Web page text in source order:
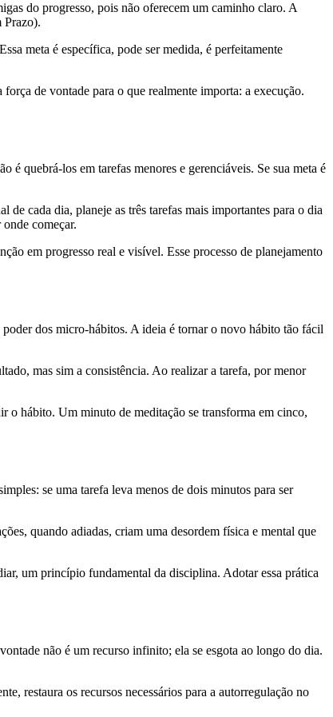
do progresso, pois não oferecem um caminho claro. A
Prazo).
meta é específica, pode ser medida, é perfeitamente
de vontade para o que realmente importa: a execução.
é quebrá-los em tarefas menores e gerenciáveis. Se sua meta é
cada dia, planeje as três tarefas mais importantes para o dia
começar.
em progresso real e visível. Esse processo de planejamento
dos micro-hábitos. A ideia é tornar o novo hábito tão fácil
mas sim a consistência. Ao realizar a tarefa, por menor
o hábito. Um minuto de meditação se transforma em cinco,
se uma tarefa leva menos de dois minutos para ser
quando adiadas, criam uma desordem física e mental que
um princípio fundamental da disciplina. Adotar essa prática
não é um recurso infinito; ela se esgota ao longo do dia.
restaura os recursos necessários para a autorregulação no